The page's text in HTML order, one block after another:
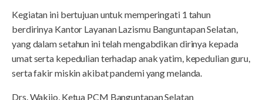
Kegiatan ini bertujuan untuk memperingati 1 tahun
berdirinya Kantor Layanan Lazismu Banguntapan Selatan,
yang dalam setahun ini telah mengabdikan dirinya kepada
umat serta kepedulian terhadap anak yatim, kepedulian guru,
serta fakir miskin akibat pandemi yang melanda.
Drs. Wakijo, Ketua PCM Banguntapan Selatan